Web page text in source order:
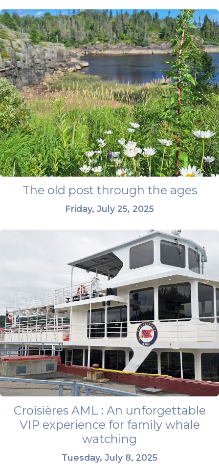
The old post through the ages
Friday, July 25, 2025
Croisières AML : An unforgettable
VIP experience for family whale
watching
Tuesday, July 8, 2025